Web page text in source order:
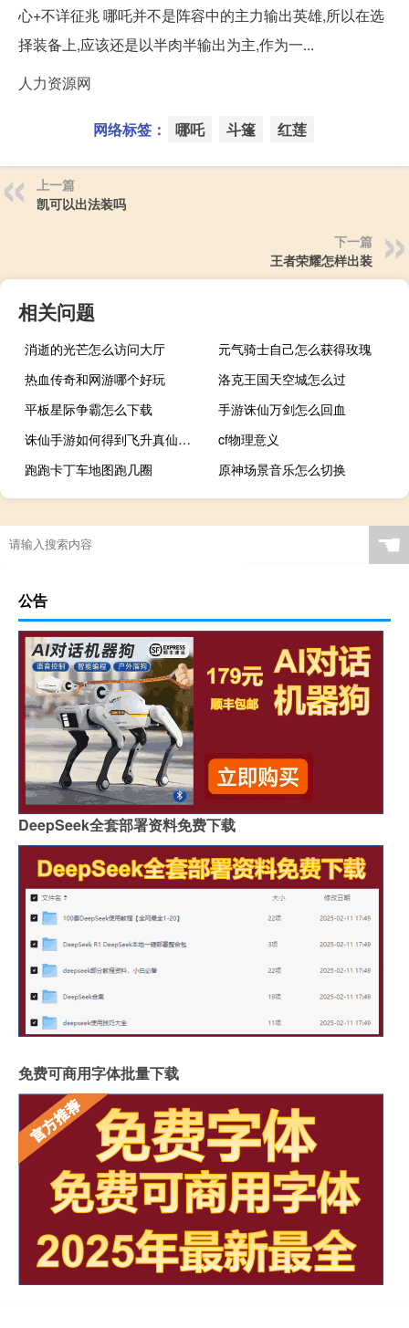
心+不详征兆 哪吒并不是阵容中的主力输出英雄,所以在选
择装备上,应该还是以半肉半输出为主,作为一...
人力资源网
网络标签： 哪吒 斗篷 红莲
上一篇
凯可以出法装吗
下一篇
王者荣耀怎样出装
相关问题
消逝的光芒怎么访问大厅
元气骑士自己怎么获得玫瑰
热血传奇和网游哪个好玩
洛克王国天空城怎么过
平板星际争霸怎么下载
手游诛仙万剑怎么回血
诛仙手游如何得到飞升真仙装备
cf物理意义
跑跑卡丁车地图跑几圈
原神场景音乐怎么切换
☚
公告
DeepSeek全套部署资料免费下载
免费可商用字体批量下载